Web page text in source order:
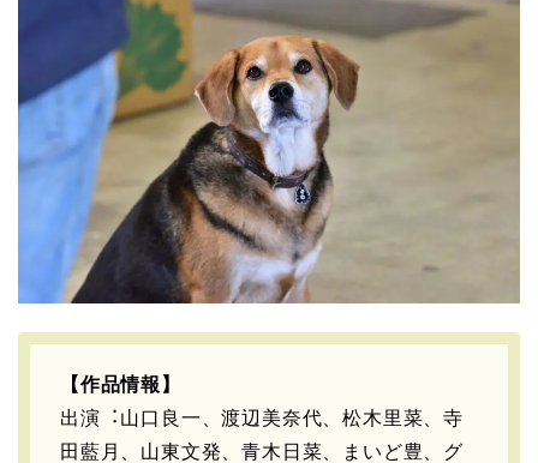
【作品情報】
出演︓⼭⼝良⼀、渡辺美奈代、松⽊⾥菜、寺
⽥藍⽉、⼭東⽂発、⻘⽊⽇菜、まいど豊、グ